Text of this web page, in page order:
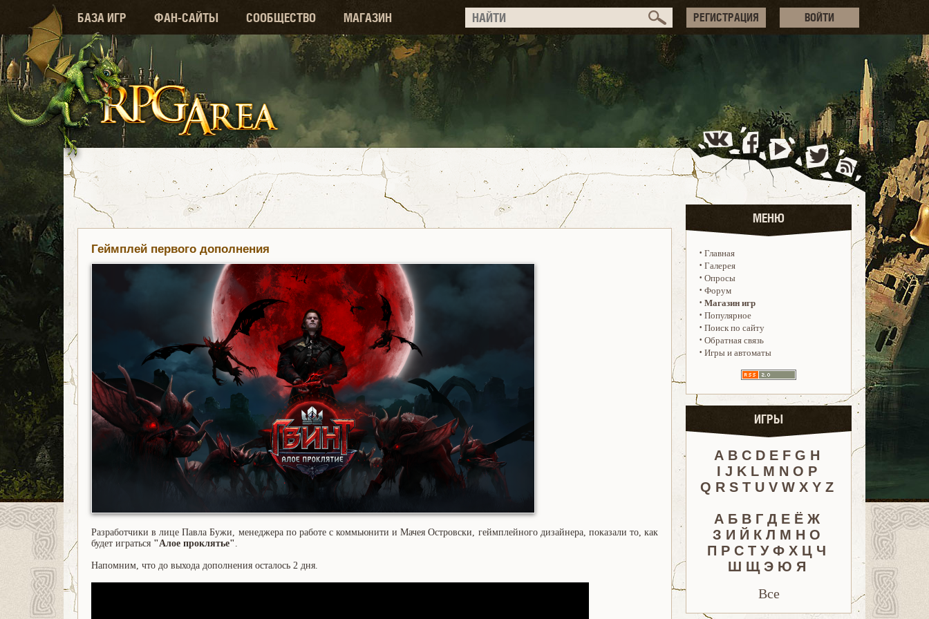
БАЗА ИГР ФАН-САЙТЫ СООБЩЕСТВО МАГАЗИН РЕГИСТРАЦИЯ ВОЙТИ
Геймплей первого дополнения
Разработчики в лице Павла Бужи, менеджера по работе с коммьюнити и Мачея Островски, геймплейного дизайнера, показали то, как
будет играться "Алое проклятье".
Напомним, что до выхода дополнения осталось 2 дня.
МЕНЮ
· Главная
· Галерея
· Опросы
· Форум
· Магазин игр
· Популярное
· Поиск по сайту
· Обратная связь
· Игры и автоматы
ИГРЫ
A B C D E F G H
I J K L M N O P
Q R S T U V W X Y Z
А Б В Г Д Е Ё Ж
З И Й К Л М Н О
П Р С Т У Ф Х Ц Ч
Ш Щ Э Ю Я
Все